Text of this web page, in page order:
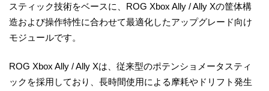
スティック技術をベースに、ROG Xbox Ally / Ally Xの筐体構
造および操作特性に合わせて最適化したアップグレード向け
モジュールです。
ROG Xbox Ally / Ally Xは、従来型のポテンショメータスティ
ックを採用しており、長時間使用による摩耗やドリフト発生